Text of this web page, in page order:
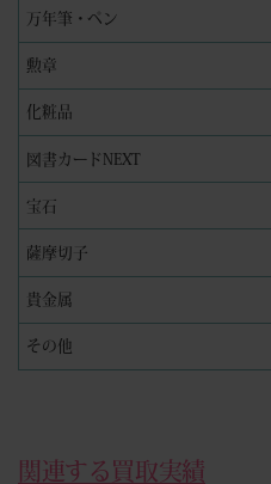
万年筆・ペン
勲章
化粧品
図書カードNEXT
宝石
薩摩切子
貴金属
その他
関連する買取実績